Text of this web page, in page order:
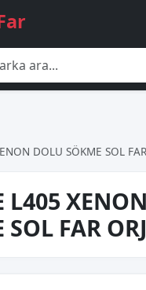
DOLU SÖKME SOL
L405
SOL FAR